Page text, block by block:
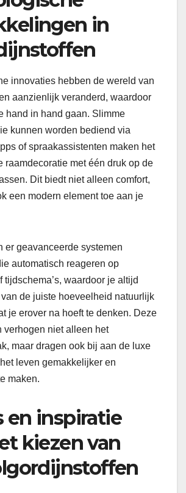
in
innovaties hebben de wereld van
aanzienlijk veranderd, waardoor
hand in hand gaan. Slimme
kunnen worden bediend via
of spraakassistenten maken het
raamdecoratie met één druk op de
Dit biedt niet alleen comfort,
een modern element toe aan je
er geavanceerde systemen
automatisch reageren op
tijdschema’s, waardoor je altijd
de juiste hoeveelheid natuurlijk
je erover na hoeft te denken. Deze
verhogen niet alleen het
maar dragen ook bij aan de luxe
leven gemakkelijker en
maken.
en inspiratie
kiezen van